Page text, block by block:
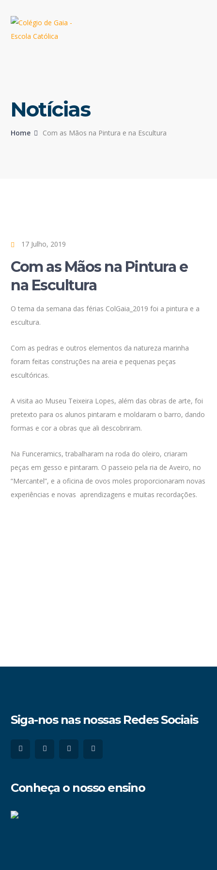
Notícias
Home Com as Mãos na Pintura e na Escultura
17 Julho, 2019
Com as Mãos na Pintura e
na Escultura
O tema da semana das férias ColGaia_2019 foi a pintura e a
escultura.
Com as pedras e outros elementos da natureza marinha
foram feitas construções na areia e pequenas peças
escultóricas.
A visita ao Museu Teixeira Lopes, além das obras de arte, foi
pretexto para os alunos pintaram e moldaram o barro, dando
formas e cor a obras que ali descobriram.
Na Funceramics, trabalharam na roda do oleiro, criaram
peças em gesso e pintaram. O passeio pela ria de Aveiro, no
“Mercantel”, e a oficina de ovos moles proporcionaram novas
experiências e novas aprendizagens e muitas recordações.
Siga-nos nas nossas Redes Sociais
Conheça o nosso ensino